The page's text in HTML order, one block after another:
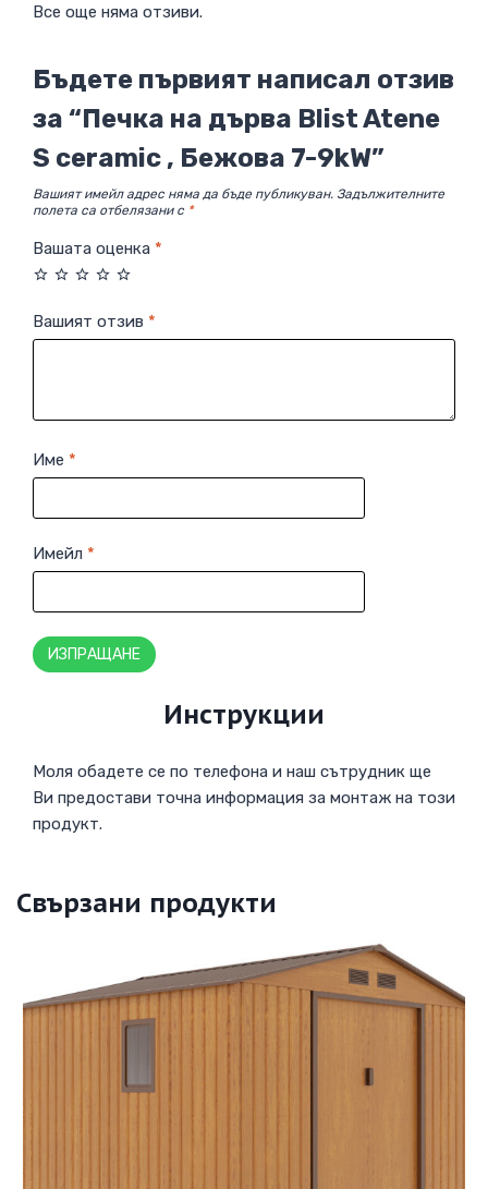
Все още няма отзиви.
Бъдете първият написал отзив
за “Печка на дърва Blist Atene
S ceramic , Бежова 7-9kW”
Вашият имейл адрес няма да бъде публикуван. Задължителните
полета са отбелязани с *
Вашата оценка *
Вашият отзив *
Име *
Имейл *
Инструкции
Моля обадете се по телефона и наш сътрудник ще
Ви предостави точна информация за монтаж на този
продукт.
Свързани продукти